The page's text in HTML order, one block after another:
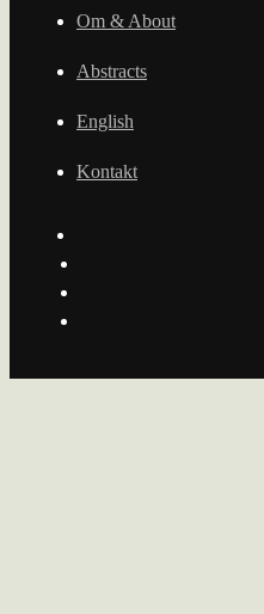
Om & About
Abstracts
English
Kontakt